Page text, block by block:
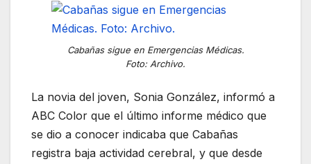
Cabañas sigue en Emergencias Médicas.
Foto: Archivo.
La novia del joven, Sonia González, informó a
ABC Color que el último informe médico que
se dio a conocer indicaba que Cabañas
registra baja actividad cerebral, y que desde